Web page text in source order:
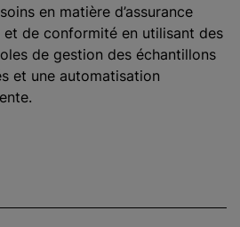
en matière d’assurance
et de conformité en utilisant des
de gestion des échantillons
et une automatisation